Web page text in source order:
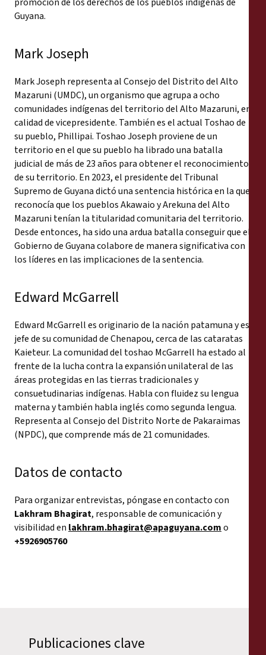
Guyana.
Mark Joseph
Mark Joseph representa al Consejo del Distrito del Alto
Mazaruni (UMDC), un organismo que agrupa a ocho
comunidades indígenas del territorio del Alto Mazaruni, en
calidad de vicepresidente. También es el actual Toshao de
su pueblo, Phillipai. Toshao Joseph proviene de un
territorio en el que su pueblo ha librado una batalla
judicial de más de 23 años para obtener el reconocimiento
de su territorio. En 2023, el presidente del Tribunal
Supremo de Guyana dictó una sentencia histórica en la que
reconocía que los pueblos Akawaio y Arekuna del Alto
Mazaruni tenían la titularidad comunitaria del territorio.
Desde entonces, ha sido una ardua batalla conseguir que el
Gobierno de Guyana colabore de manera significativa con
los líderes en las implicaciones de la sentencia.
Edward McGarrell
Edward McGarrell es originario de la nación patamuna y es
jefe de su comunidad de Chenapou, cerca de las cataratas
Kaieteur. La comunidad del toshao McGarrell ha estado al
frente de la lucha contra la expansión unilateral de las
áreas protegidas en las tierras tradicionales y
consuetudinarias indígenas. Habla con fluidez su lengua
materna y también habla inglés como segunda lengua.
Representa al Consejo del Distrito Norte de Pakaraimas
(NPDC), que comprende más de 21 comunidades.
Datos de contacto
Para organizar entrevistas, póngase en contacto con
Lakhram Bhagirat, responsable de comunicación y
visibilidad en lakhram.bhagirat@apaguyana.como
+5926905760
Publicaciones clave